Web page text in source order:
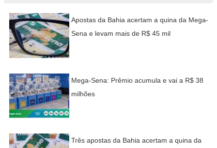
Apostas da Bahia acertam a quina da Mega-
Sena e levam mais de R$ 45 mil
Mega-Sena: Prêmio acumula e vai a R$ 38
milhões
Três apostas da Bahia acertam a quina da